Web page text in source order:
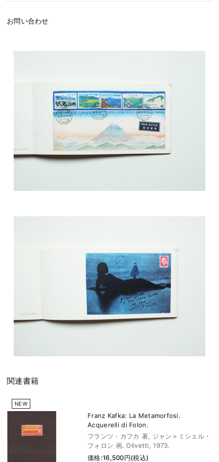
お問い合わせ
関連書籍
NEW
Franz Kafka: La Metamorfosi.
Acquerelli di Folon.
フランツ・カフカ 著, ジャン＝ミシェル・
フォロン 画. Olivetti, 1973.
価格:16,500円(税込)